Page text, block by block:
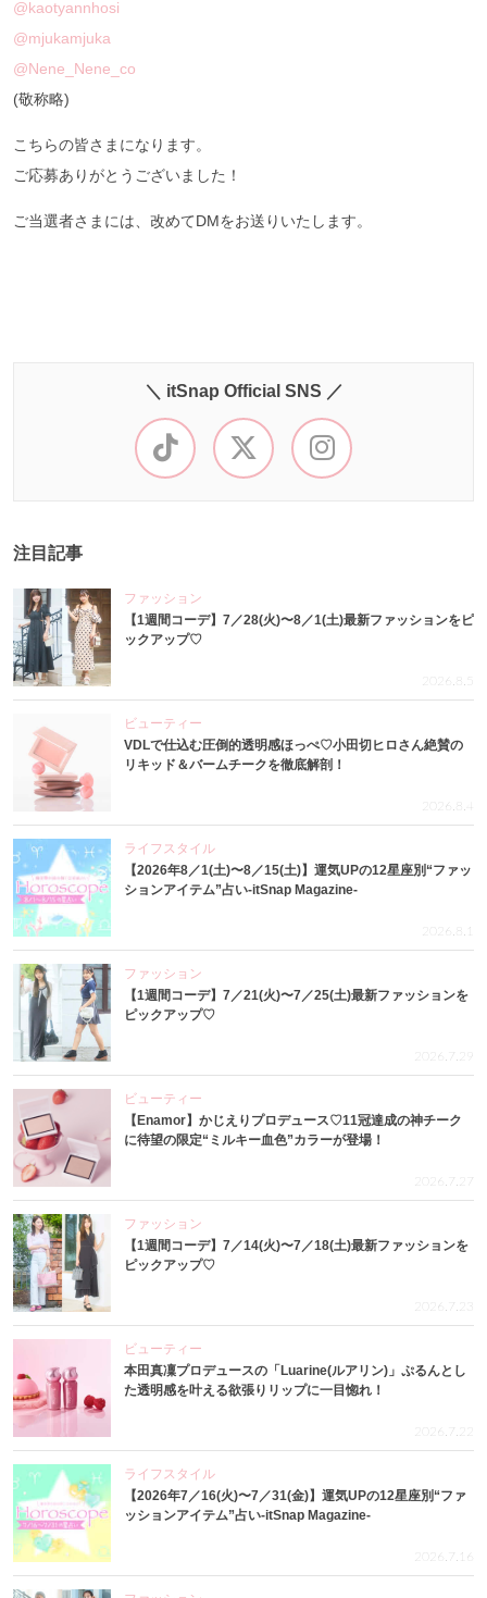
@kaotyannhosi
@mjukamjuka
@Nene_Nene_co
(敬称略)
こちらの皆さまになります。
ご応募ありがとうございました！
ご当選者さまには、改めてDMをお送りいたします。
＼ itSnap Official SNS ／
注目記事
ファッション
【1週間コーデ】7／28(火)〜8／1(土)最新ファッションをピ
ックアップ♡
2026.8.5
ビューティー
VDLで仕込む圧倒的透明感ほっぺ♡小田切ヒロさん絶賛の
リキッド＆バームチークを徹底解剖！
2026.8.4
ライフスタイル
【2026年8／1(土)〜8／15(土)】運気UPの12星座別“ファッ
ションアイテム”占い-itSnap Magazine-
2026.8.1
ファッション
【1週間コーデ】7／21(火)〜7／25(土)最新ファッションを
ピックアップ♡
2026.7.29
ビューティー
【Enamor】かじえりプロデュース♡11冠達成の神チーク
に待望の限定“ミルキー血色”カラーが登場！
2026.7.27
ファッション
【1週間コーデ】7／14(火)〜7／18(土)最新ファッションを
ピックアップ♡
2026.7.23
ビューティー
本田真凜プロデュースの「Luarine(ルアリン)」ぷるんとし
た透明感を叶える欲張りリップに一目惚れ！
2026.7.22
ライフスタイル
【2026年7／16(火)〜7／31(金)】運気UPの12星座別“ファ
ッションアイテム”占い-itSnap Magazine-
2026.7.16